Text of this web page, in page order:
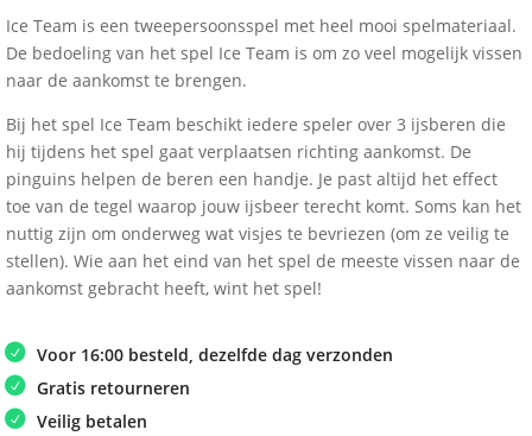
Ice Team is een tweepersoonsspel met heel mooi spelmateriaal.
De bedoeling van het spel Ice Team is om zo veel mogelijk vissen
naar de aankomst te brengen.
Bij het spel Ice Team beschikt iedere speler over 3 ijsberen die
hij tijdens het spel gaat verplaatsen richting aankomst. De
pinguins helpen de beren een handje. Je past altijd het effect
toe van de tegel waarop jouw ijsbeer terecht komt. Soms kan het
nuttig zijn om onderweg wat visjes te bevriezen (om ze veilig te
stellen). Wie aan het eind van het spel de meeste vissen naar de
aankomst gebracht heeft, wint het spel!
Voor 16:00 besteld, dezelfde dag verzonden
Gratis retourneren
Veilig betalen